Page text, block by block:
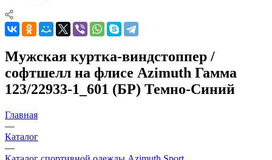
Мужская куртка-виндстоппер /
софтшелл на флисе Azimuth Гамма
123/22933-1_601 (БР) Темно-Синий
Главная
—
Каталог
—